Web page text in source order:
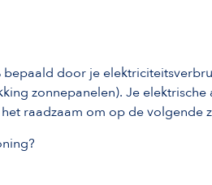
door je
zonnepanelen). Je
raadzaam om op de volgende